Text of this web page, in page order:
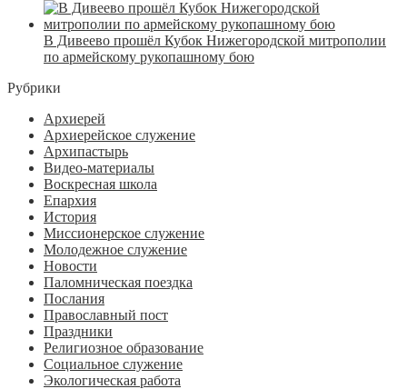
В Дивеево прошёл Кубок Нижегородской митрополии
по армейскому рукопашному бою
Рубрики
Архиерей
Архиерейское служение
Архипастырь
Видео-материалы
Воскресная школа
Епархия
История
Миссионерское служение
Молодежное служение
Новости
Паломническая поездка
Послания
Православный пост
Праздники
Религиозное образование
Социальное служение
Экологическая работа